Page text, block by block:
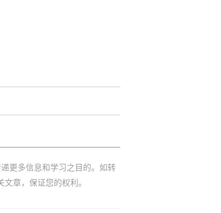
更多信息和学习之目的。如转
章，保证您的权利。